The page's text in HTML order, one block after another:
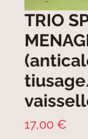
TRIO
17,00 €